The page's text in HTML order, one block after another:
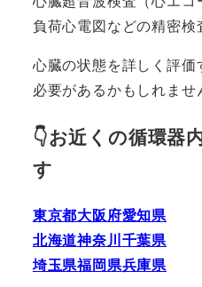
負荷心電図などの精密検
心臓の状態を詳しく評価
必要があるかもしれませ
👇お近くの循環器
す
東京都大阪府愛知県
北海道神奈川 千葉県
埼玉県福岡県兵庫県